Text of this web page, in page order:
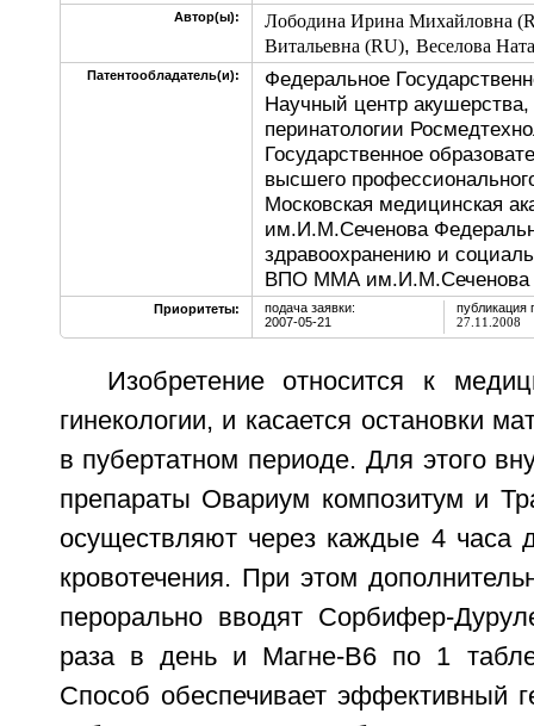
Автор(ы):
Лободина Ирина Михайловна
Витальевна (RU), Веселова
Патентообладатель(и):
Федеральное
Научный центр акушерства,
перинатологии
Государственное
высшего
Московская медицинская
им.И.М.Сеченова
здравоохранению и
ВПО ММА им.И.М.Сеченова
Приоритеты:
подача заявки:
2007-05-21
публикация
27.11.2008
Изобретение относится к
гинекологии, и касается остановки
в пубертатном периоде. Для этого
препараты Овариум композитум и
осуществляют через каждые 4 часа
кровотечения. При этом
перорально вводят Сорбифер-
раза в день и Магне-В6 по 1
Способ обеспечивает эффективный